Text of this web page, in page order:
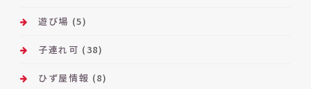
遊び場 (5)
子連れ可 (38)
ひず屋情報 (8)